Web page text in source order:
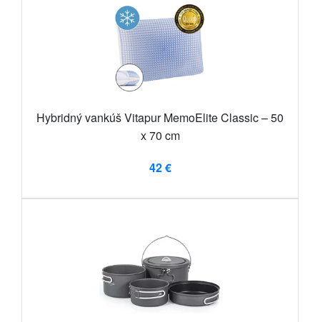
Hybridný vankúš Vitapur MemoElite Classic – 50
x 70 cm
42 €